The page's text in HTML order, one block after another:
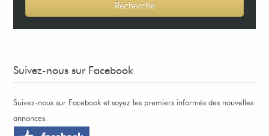
Suivez-nous sur Facebook
Suivez-nous sur Facebook et soyez les premiers informés des nouvelles
annonces.